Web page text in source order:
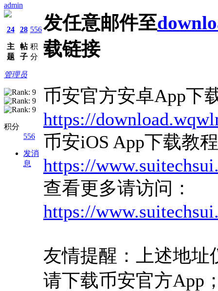
admin
24
主
题
28
帖
子
556
积
分
管理员
积分
556
发消
息
发任意邮件至
载链接
币安官方安卓App下
https://
币安iOS App下载教
https://
查看更多请访问：
https://
友情提醒：上述地址
请下载币安官方App